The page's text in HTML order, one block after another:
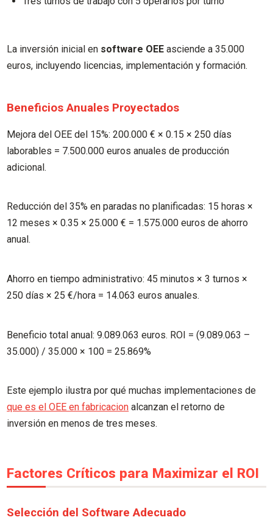
La inversión inicial en software OEE asciende a 35.000
euros, incluyendo licencias, implementación y formación.
Beneficios Anuales Proyectados
Mejora del OEE del 15%: 200.000 € × 0.15 × 250 días
laborables = 7.500.000 euros anuales de producción
adicional.
Reducción del 35% en paradas no planificadas: 15 horas ×
12 meses × 0.35 × 25.000 € = 1.575.000 euros de ahorro
anual.
Ahorro en tiempo administrativo: 45 minutos × 3 turnos ×
250 días × 25 €/hora = 14.063 euros anuales.
Beneficio total anual: 9.089.063 euros. ROI = (9.089.063 –
35.000) / 35.000 × 100 = 25.869%
Este ejemplo ilustra por qué muchas implementaciones de
que es el OEE en fabricacion alcanzan el retorno de
inversión en menos de tres meses.
Factores Críticos para Maximizar el ROI
Selección del Software Adecuado